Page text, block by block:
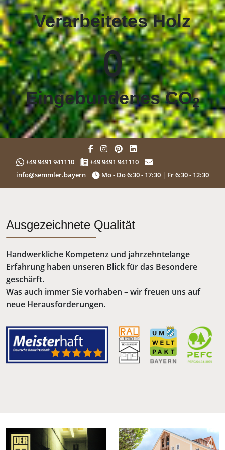
Verarbeitetes Holz
0
Eingebundenes CO2
+49 9491 941110
+49 9491 941110
info@semmler.bayern
Mo - Do 6:30 - 17:30 | Fr 6:30 - 12:30
Ausgezeichnete Qualität
Handwerkliche Kompetenz und jahrzehntelange
Erfahrung haben unseren Blick für das Besondere
geschärft.
Was auch immer Sie vorhaben – wir freuen uns auf
neue Herausforderungen.